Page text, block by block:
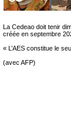
La Cedeao doit tenir
créée en septembre
« L’AES constitue le
(avec AFP)